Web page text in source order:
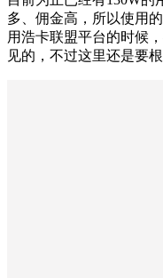
多、佣金高，所以使用
用浩卡联盟平台的时候
见的，不过这里还是要